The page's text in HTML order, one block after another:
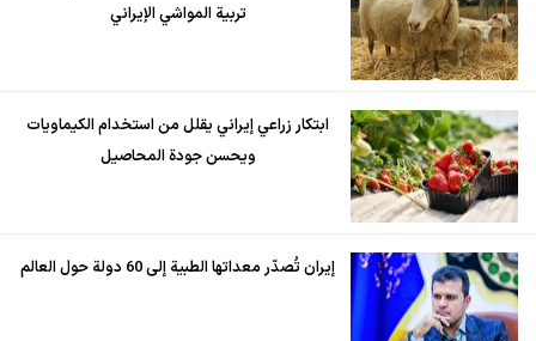
تربية المواشي الإيراني
ابتكار زراعي إيراني يقلل من استخدام الكيماويات
ويحسن جودة المحاصيل
إيران تُصدّر معداتها الطبية إلى 60 دولة حول العالم